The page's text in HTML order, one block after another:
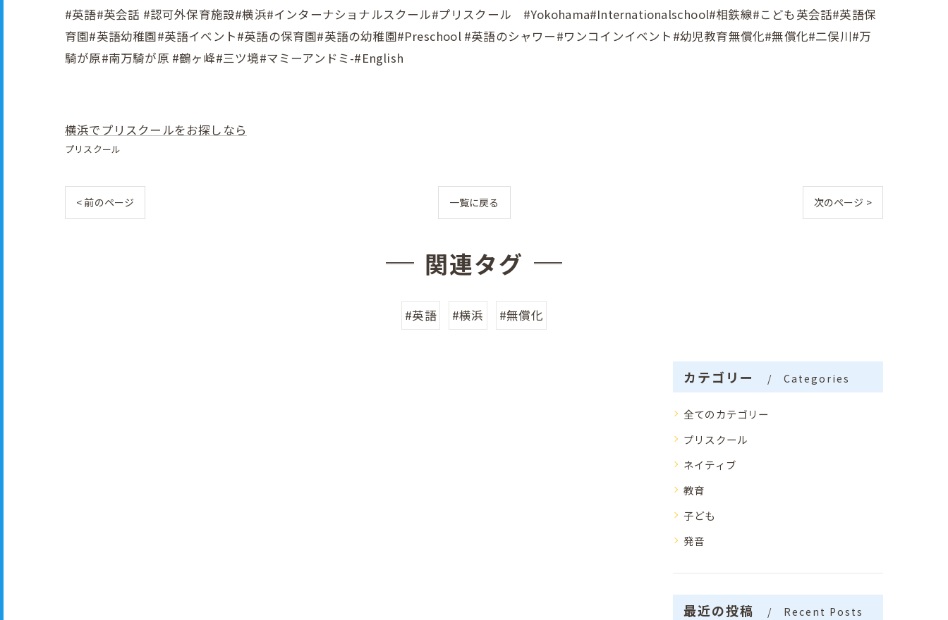
#英語#英会話 #認可外保育施設#横浜#インターナショナルスクール#プリスクール #Yokohama#Internationalschool#相鉄線#こども英会話#英語保
育園#英語幼稚園#英語イべント#英語の保育園#英語の幼稚園#Preschool #英語のシャワー#ワンコインイベント#幼児教育無償化#無償化#二俣川#万
騎が原#南万騎が原 #鶴ヶ峰#三ツ境#マミーアンドミ-#English
横浜でプリスクールをお探しなら
プリスクール
< 前のページ 一覧に戻る 次のページ >
関連タグ
#英語 #横浜 #無償化
カテゴリー Categories
全てのカテゴリー
プリスクール
ネイティブ
教育
子ども
発音
最近の投稿 Recent Posts